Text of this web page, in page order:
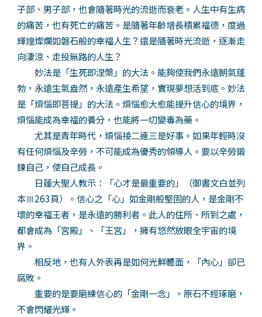
子部、男子部，也會隨著時光的流逝而衰老。人生中有生病
的痛苦，也有死亡的痛苦。是隨著年齡增長積累福德，度過
輝煌燦爛如磐石般的幸福人生？還是隨著時光流逝，逐漸走
向淒涼、走投無路的人生？
妙法是「生死即涅槃」的大法。能夠使我們永遠朝氣蓬
勃，永遠生氣盎然，永遠產生希望，實現夢想活到底。妙法
是「煩惱即菩提」的大法。煩惱愈大愈能提升信心的境界，
煩惱能成為幸福的養分，也能將一切變毒為藥。
尤其是青年時代，煩惱接二連三是好事。如果年輕時沒
有任何煩惱及辛勞，不可能成為優秀的領導人。要以辛勞鍛
鍊自己，使自己成長。
日蓮大聖人教示：「心才是最重要的」（御書文白並列
本Ⅲ263頁）。信心之「心」如金剛般堅固的人，是金剛不
壞的幸福王者，是永遠的勝利者。此人的住所、所到之處，
都會成為「宮殿」、「王宮」，擁有悠然放眼全宇宙的境
界。
相反地，也有人外表再是如何光鮮體面，「內心」卻已
腐敗。
重要的是要磨練信心的「金剛一念」。原石不經琢磨，
不會閃耀光輝。